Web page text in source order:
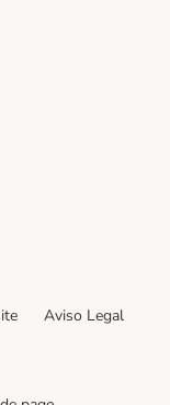
Aviso Legal